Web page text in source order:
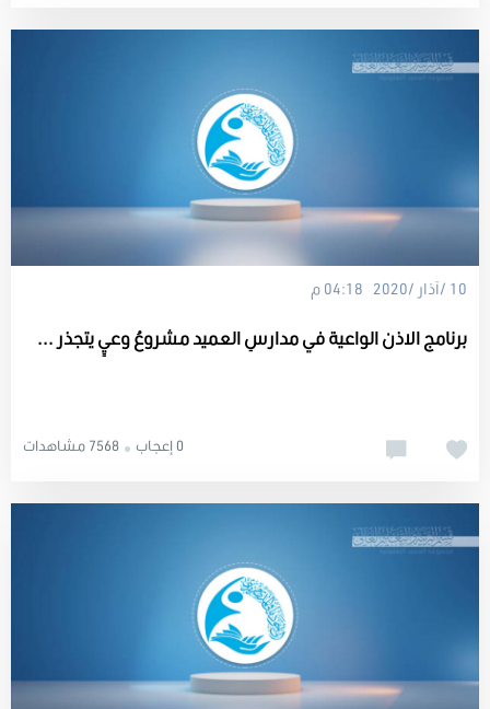
10 /آذار /2020 04:18 م
برنامج الاذن الواعية في مدارسِ العميد مشروعُ وعيٍ يتجذر ...
7568 مشاهدات 0 إعجاب